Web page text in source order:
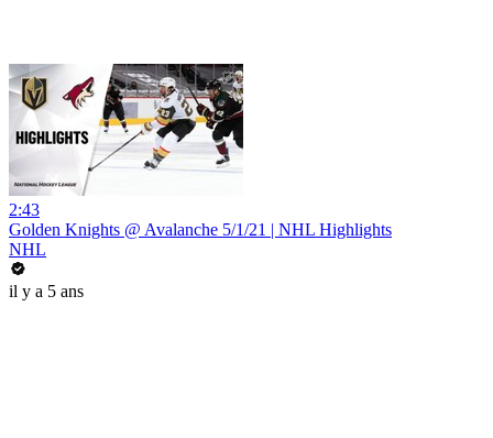
2:43
Golden Knights @ Avalanche 5/1/21 | NHL Highlights
NHL
il y a 5 ans